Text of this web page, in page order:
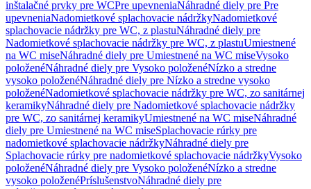
inštalačné prvky pre WCPre upevneniaNáhradné diely pre Pre
upevneniaNadomietkové splachovacie nádržkyNadomietkové
splachovacie nádržky pre WC, z plastuNáhradné diely pre
Nadomietkové splachovacie nádržky pre WC, z plastuUmiestnené
na WC miseNáhradné diely pre Umiestnené na WC miseVysoko
položenéNáhradné diely pre Vysoko položenéNízko a stredne
vysoko položenéNáhradné diely pre Nízko a stredne vysoko
položenéNadomietkové splachovacie nádržky pre WC, zo sanitárnej
keramikyNáhradné diely pre Nadomietkové splachovacie nádržky
pre WC, zo sanitárnej keramikyUmiestnené na WC miseNáhradné
diely pre Umiestnené na WC miseSplachovacie rúrky pre
nadomietkové splachovacie nádržkyNáhradné diely pre
Splachovacie rúrky pre nadomietkové splachovacie nádržkyVysoko
položenéNáhradné diely pre Vysoko položenéNízko a stredne
vysoko položenéPríslušenstvoNáhradné diely pre